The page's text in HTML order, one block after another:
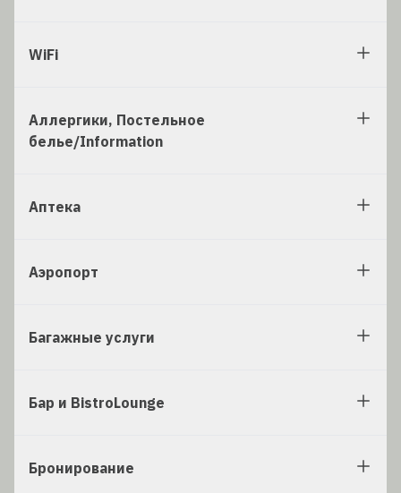
WiFi
Аллергики, Постельное
белье/Information
Аптека
Аэропорт
Багажные услуги
Бар и BistroLounge
Бронирование